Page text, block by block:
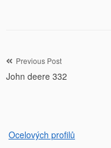
Navigation
de
Previous Post
John deere 332
Ocelových profilů